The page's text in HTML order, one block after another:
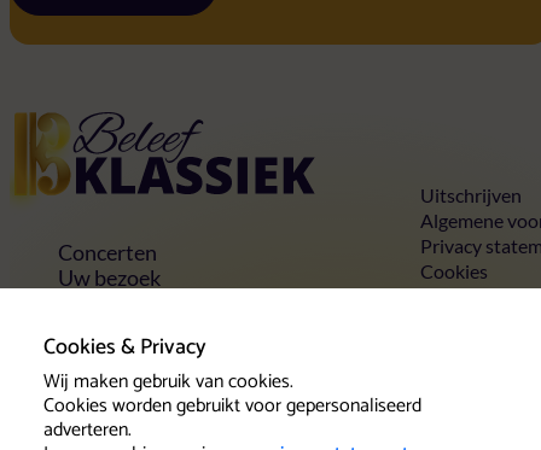
Cookies & Privacy
Wij maken gebruik van cookies.
Cookies worden gebruikt voor gepersonaliseerd
adverteren.
Concerten
Uw bezoek
Vrienden & voordelen
Contact
Uitschrijven
Algemene
Privacy
Cookies